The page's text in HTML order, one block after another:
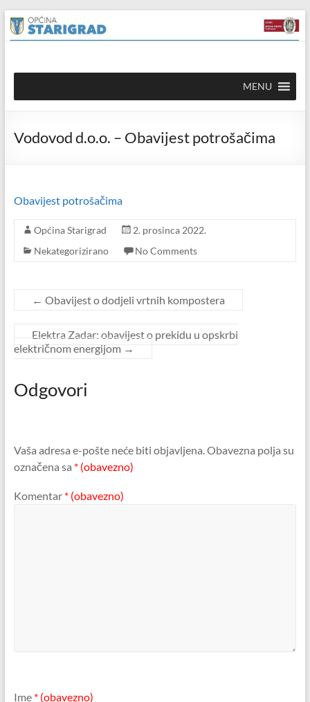
content
Skip
to
content
Općina
Starigrad
mrežna
MENU
Vodovod d.o.o. – Obavijest potrošačima
Obavijest potrošačima
Općina Starigrad
2. prosinca 2022.
Nekategorizirano
No Comments
← Obavijest o dodjeli vrtnih kompostera
Elektra Zadar: obavijest o prekidu u opskrbi
električnom energijom →
Odgovori
Vaša adresa e-pošte neće biti objavljena.Obavezna polja su
označena sa * (obavezno)
Komentar * (obavezno)
Ime * (obavezno)